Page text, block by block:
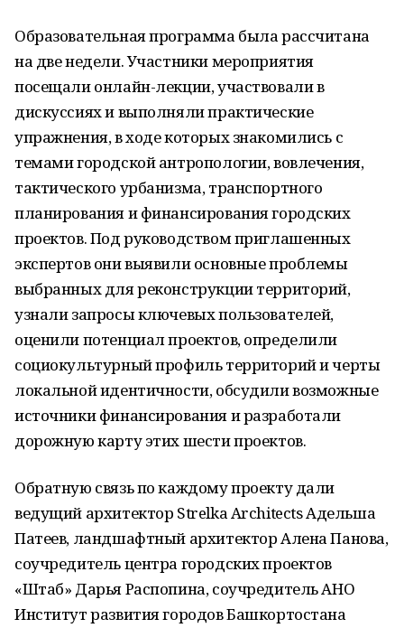
Образовательная программа была рассчитана
на две недели. Участники мероприятия
посещали онлайн-лекции, участвовали в
дискуссиях и выполняли практические
упражнения, в ходе которых знакомились с
темами городской антропологии, вовлечения,
тактического урбанизма, транспортного
планирования и финансирования городских
проектов. Под руководством приглашенных
экспертов они выявили основные проблемы
выбранных для реконструкции территорий,
узнали запросы ключевых пользователей,
оценили потенциал проектов, определили
социокультурный профиль территорий и черты
локальной идентичности, обсудили возможные
источники финансирования и разработали
дорожную карту этих шести проектов.
Обратную связь по каждому проекту дали
ведущий архитектор Strelka Architects Адельша
Патеев, ландшафтный архитектор Алена Панова,
соучредитель центра городских проектов
«Штаб» Дарья Распопина, соучредитель АНО
Институт развития городов Башкортостана